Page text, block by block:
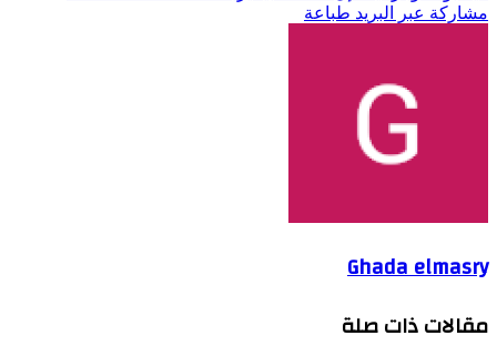
مشاركة عبر البريد طباعة
Ghada elmasry
مقالات ذات صلة